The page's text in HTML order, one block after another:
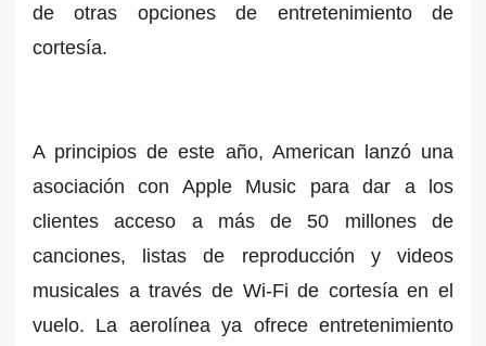
de otras opciones de entretenimiento de
cortesía.
A principios de este año, American lanzó una
asociación con Apple Music para dar a los
clientes acceso a más de 50 millones de
canciones, listas de reproducción y videos
musicales a través de Wi-Fi de cortesía en el
vuelo. La aerolínea ya ofrece entretenimiento